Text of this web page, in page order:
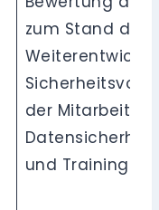
zum Stand der
der Mitarbeiter
und Trainings